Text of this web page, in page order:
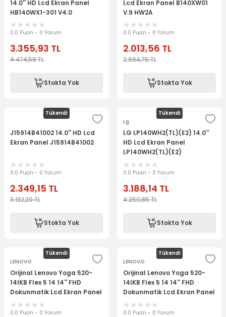
14.0'' HD Lcd Ekran Panel
HB140WX1-301 V4.0
0.0 Puan - 0 Yorum
3.355,93 TL
4.474,58TL
Stokta Yok
Lcd Ekran Panel B140XW01
V.9 HW2A
0.0 Puan - 0 Yorum
2.013,56 TL
2.684,75TL
Stokta Yok
Tükendi
J15914B41002 14.0'' HD Lcd
Ekran Panel J15914B41002
0.0 Puan - 0 Yorum
2.349,15 TL
3.132,20TL
Stokta Yok
Tükendi
Lg
LG LP140WH2(TL)(E2) 14.0''
HD Lcd Ekran Panel
LP140WH2(TL)(E2)
0.0 Puan - 0 Yorum
3.188,14 TL
4.250,85TL
Stokta Yok
Tükendi
LENOVO
Orijinal Lenovo Yoga 520-
14IKB Flex 5 14 14'' FHD
Dokunmatik Lcd Ekran Panel
Kit 5D10N45602
0.0 Puan - 0 Yorum
Tükendi
LENOVO
Orijinal Lenovo Yoga 520-
14IKB Flex 5 14 14'' FHD
Dokunmatik Lcd Ekran Panel
Kit 5D10N45602
0.0 Puan - 0 Yorum